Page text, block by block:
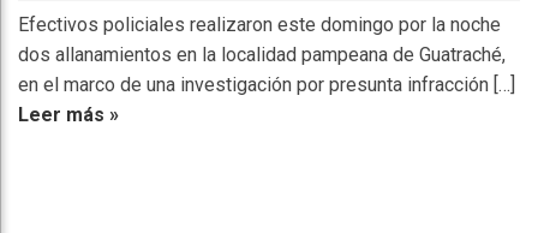
Efectivos policiales realizaron este domingo por la noche
dos allanamientos en la localidad pampeana de Guatraché,
en el marco de una investigación por presunta infracción […]
Leer más »